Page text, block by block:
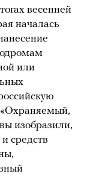
весенней
началась
или
изобразили,
средств